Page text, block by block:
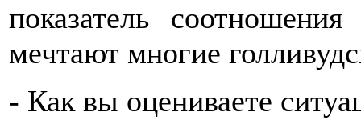
показатель
мечтают многие
- Как вы оцениваете